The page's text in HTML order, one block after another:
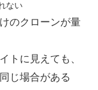
ない
のクローンが量
トに見えても、
じ場合がある